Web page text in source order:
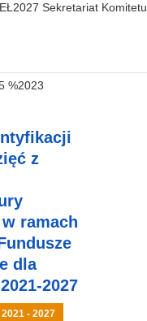
Sekretariat Komitetu.
%2023
z
ramach
dla
2027
2021 - 2027